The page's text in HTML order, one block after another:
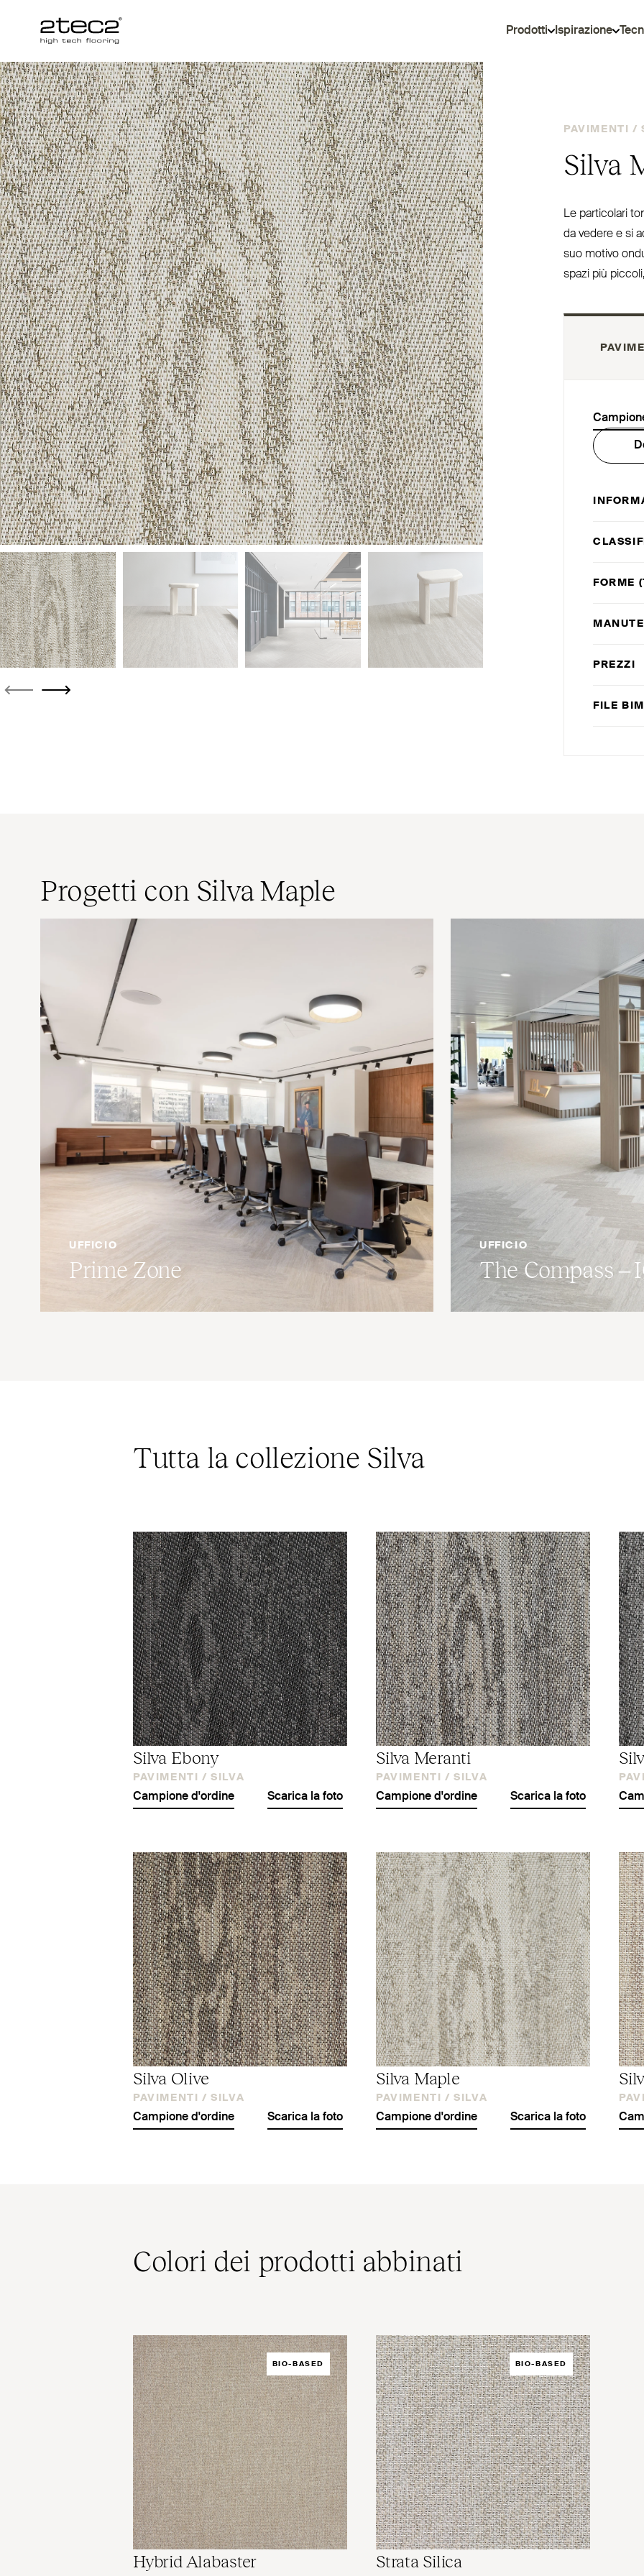
Primary Prodotti Ispirazione
PAVIMENTI /
Silva
Le par­ticolari
da vedere e si
suo motivo
spazi più
FORME
PREZZI
FILE BIM
Progetti con Silva Maple
UFFICIO
Prime Zone
UFFICIO
The Compass –
Tutta la collezione Silva
Silva Ebony
PAVIMENTI / SILVA
Campione d'ordine Scarica la foto
Silva Meranti
PAVIMENTI / SILVA
Campione d'ordine Scarica la foto
Silva Olive
PAVIMENTI / SILVA
Campione d'ordine Scarica la foto
Silva Maple
PAVIMENTI / SILVA
Campione d'ordine Scarica la foto
Colori dei prodotti abbinati
BIO-BASED
Hybrid Alabaster
BIO-BASED
Strata Silica